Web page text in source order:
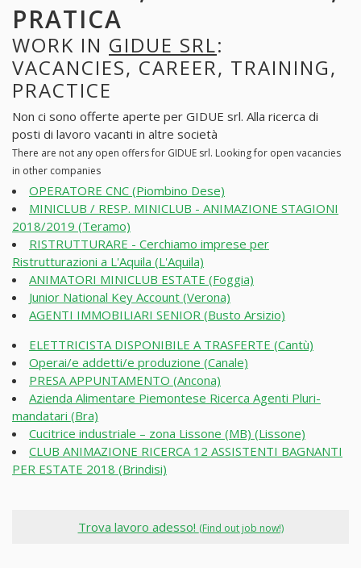
PRATICA
WORK IN GIDUE SRL:
VACANCIES, CAREER, TRAINING,
PRACTICE
Non ci sono offerte aperte per GIDUE srl. Alla ricerca di
posti di lavoro vacanti in altre società
There are not any open offers for GIDUE srl. Looking for open vacancies
in other companies
OPERATORE CNC (Piombino Dese)
MINICLUB / RESP. MINICLUB - ANIMAZIONE STAGIONI
2018/2019 (Teramo)
RISTRUTTURARE - Cerchiamo imprese per
Ristrutturazioni a L'Aquila (L'Aquila)
ANIMATORI MINICLUB ESTATE (Foggia)
Junior National Key Account (Verona)
AGENTI IMMOBILIARI SENIOR (Busto Arsizio)
ELETTRICISTA DISPONIBILE A TRASFERTE (Cantù)
Operai/e addetti/e produzione (Canale)
PRESA APPUNTAMENTO (Ancona)
Azienda Alimentare Piemontese Ricerca Agenti Pluri-
mandatari (Bra)
Cucitrice industriale – zona Lissone (MB) (Lissone)
CLUB ANIMAZIONE RICERCA 12 ASSISTENTI BAGNANTI
PER ESTATE 2018 (Brindisi)
Trova lavoro adesso! (Find out job now!)